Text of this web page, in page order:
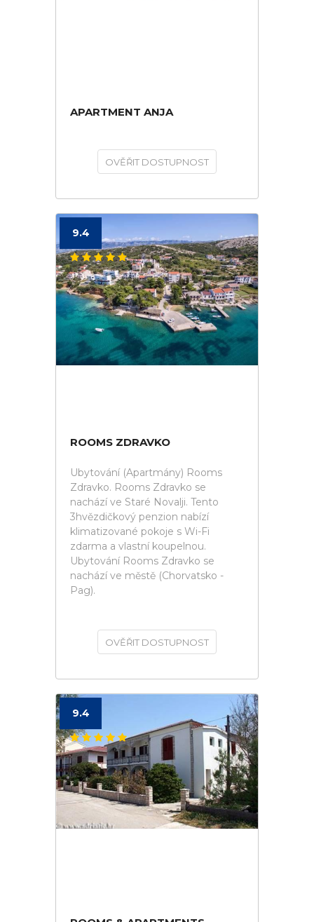
APARTMENT ANJA
OVĚŘIT DOSTUPNOST
9.4
ROOMS ZDRAVKO
Ubytování (Apartmány) Rooms
Zdravko. Rooms Zdravko se
nachází ve Staré Novalji. Tento
3hvězdičkový penzion nabízí
klimatizované pokoje s Wi-Fi
zdarma a vlastní koupelnou.
Ubytování Rooms Zdravko se
nachází ve městě (Chorvatsko -
Pag).
OVĚŘIT DOSTUPNOST
9.4